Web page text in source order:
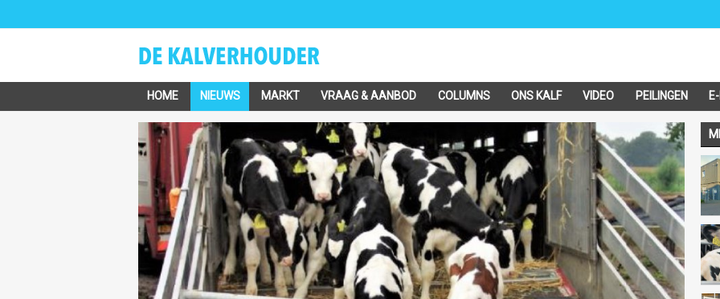
HOME NIEUWS MARKT VRAAG & AANBOD COLUMNS ONS KALF VIDEO PEILINGEN